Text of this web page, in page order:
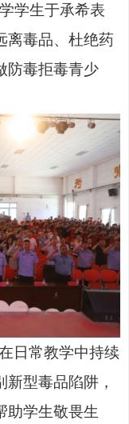
学生于承希表
离毒品、杜绝药
防毒拒毒青少
日常教学中持续
型毒品陷阱，
助学生敬畏生